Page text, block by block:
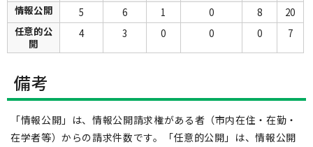
情報公開
5 6 1 0 8
20
任意的公
開
4 3 0 0 0 7
備考
「情報公開」は、情報公開請求権がある者（市内在住・在勤・
在学者等）からの請求件数です。「任意的公開」は、情報公開